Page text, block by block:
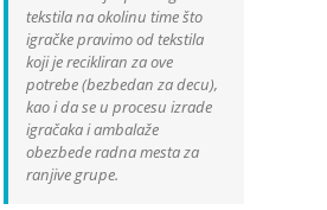
tekstila na okolinu time što
igračke pravimo od tekstila
koji je recikliran za ove
potrebe (bezbedan za decu),
kao i da se u procesu izrade
igračaka i ambalaže
obezbede radna mesta za
ranjive grupe.